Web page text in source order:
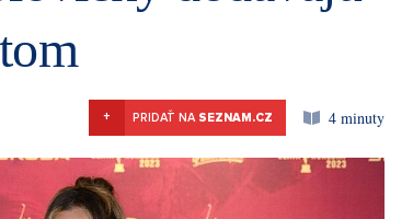
+ PRIDAŤ NA SEZNAM.CZ 4 minuty